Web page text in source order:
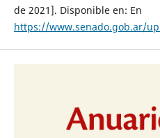
de 2021]. Disponible en: En
https://www.senado.gob.ar/